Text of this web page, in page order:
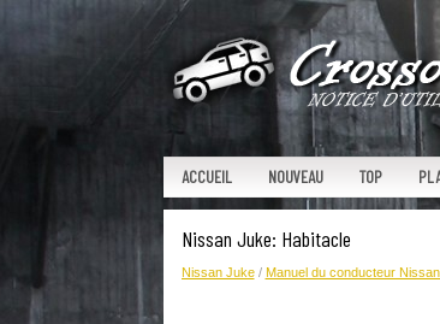
ACCUEIL NOUVEAU TOP
Nissan Juke: Habitacle
Nissan Juke/ Manuel du conducteur